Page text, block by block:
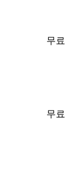
무료
무료